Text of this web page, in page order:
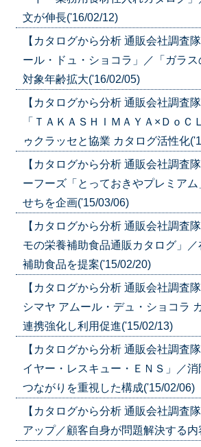
文が伸長('16/02/12)
【カタログから分析 通販会社調査
ール・ドュ・ショコラ」／「ガラ
対象年齢拡大('16/02/05)
【カタログから分析 通販会社調査
「ＴＡＫＡＳＨＩＭＡＹＡ×ＤｏＣ
ゥクラッセと協業 カタログ活性化
【カタログから分析 通販会社調査
ーフーズ「とっておきやプレミア
せちを企画('15/03/06)
【カタログから分析 通販会社調査
モの栄養補助食品通販カタログ」
補助食品を提案('15/02/20)
【カタログから分析 通販会社調査
シマヤ アムール・デュ・ショコラ
連携強化し利用促進('15/02/13)
【カタログから分析 通販会社調査
イヤー・レスキュー・ＥＮＳ」／
つながりを重視した構成('15/02/06)
【カタログから分析 通販会社調査
アップ／顧客自身が問題解決する